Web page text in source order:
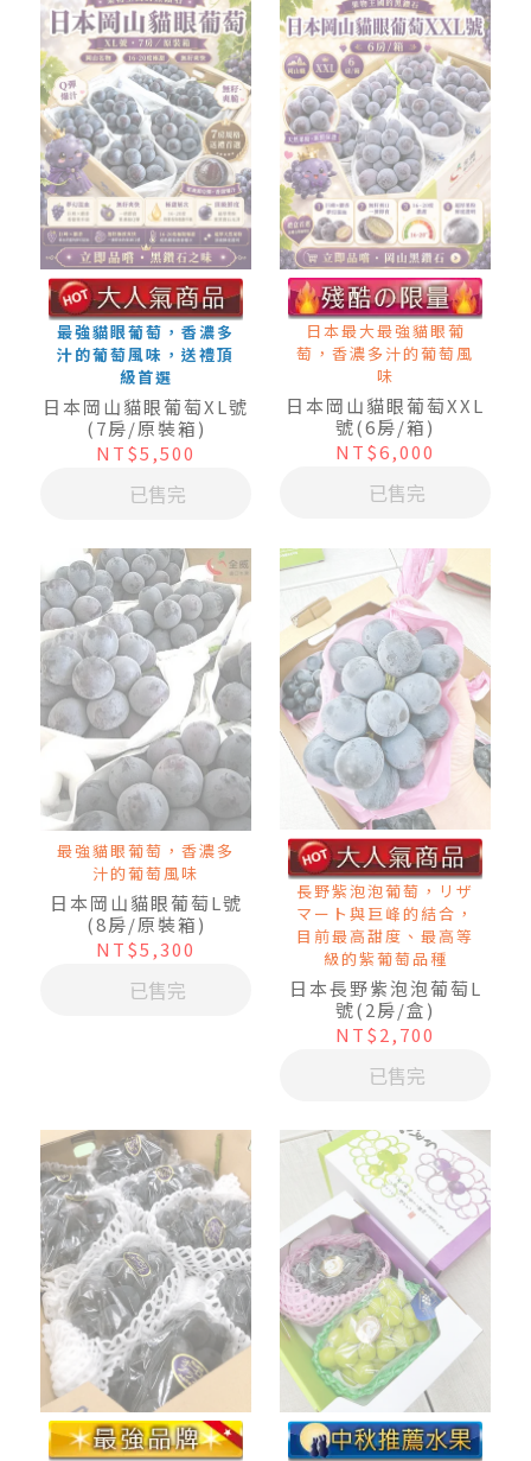
最強貓眼葡萄，香濃多
汁的葡萄風味，送禮頂
級首選
日本岡山貓眼葡萄XL號
(7房/原裝箱)
NT$5,500
已售完
日本最大最強貓眼葡
萄，香濃多汁的葡萄風
味
日本岡山貓眼葡萄XXL
號(6房/箱)
NT$6,000
已售完
最強貓眼葡萄，香濃多
汁的葡萄風味
日本岡山貓眼葡萄L號
(8房/原裝箱)
NT$5,300
已售完
長野紫泡泡葡萄，リザ
マート與巨峰的結合，
目前最高甜度、最高等
級的紫葡萄品種
日本長野紫泡泡葡萄L
號(2房/盒)
NT$2,700
已售完